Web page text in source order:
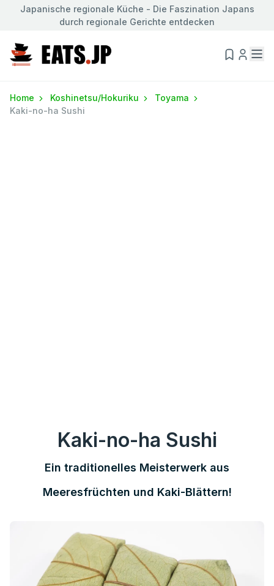
Japanische regionale Küche - Die Faszination Japans
durch regionale Gerichte entdecken
Home Koshinetsu/Hokuriku
Toyama
Kaki-no-ha Sushi
Kaki-no-ha Sushi
Ein traditionelles Meisterwerk aus
Meeresfrüchten und Kaki-Blättern!